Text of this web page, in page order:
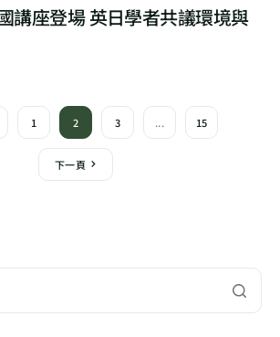
講座登場 英日學者共議環境與
1 2 3 ... 15
下一頁